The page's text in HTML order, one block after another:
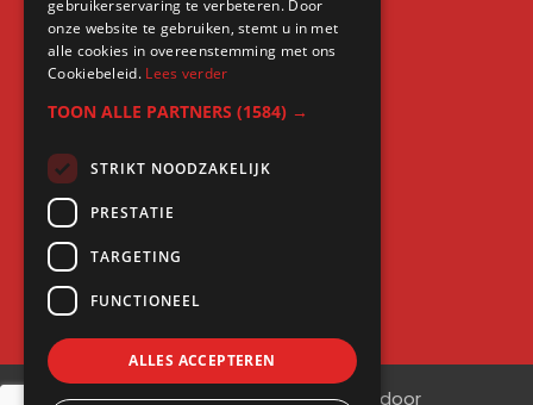
LinkedIn cursus
Cursus LinkedIn zakelijk
LinkedIn profielcheck
©2026| Website ontwikkeling door
gebruikerservaring te verbeteren. Door
onze website te gebruiken, stemt u in met
alle cookies in overeenstemming met ons
Cookiebeleid. Lees verder
TOON ALLE PARTNERS (1584) →
STRIKT NOODZAKELIJK
PRESTATIE
TARGETING
FUNCTIONEEL
ALLES ACCEPTEREN